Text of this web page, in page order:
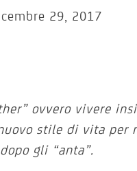
29, 2017
ovvero vivere
stile di vita per
gli “anta”.